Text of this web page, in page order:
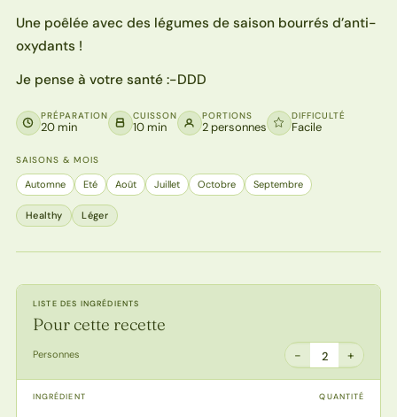
Une poêlée avec des légumes de saison bourrés d’anti-
oxydants !
Je pense à votre santé :-DDD
PRÉPARATION
20 min
CUISSON
10 min
PORTIONS
2 personnes
DIFFICULTÉ
Facile
SAISONS & MOIS
Automne Eté Août Juillet Octobre Septembre
Healthy Léger
LISTE DES INGRÉDIENTS
Pour cette recette
Personnes − 2 +
INGRÉDIENT QUANTITÉ